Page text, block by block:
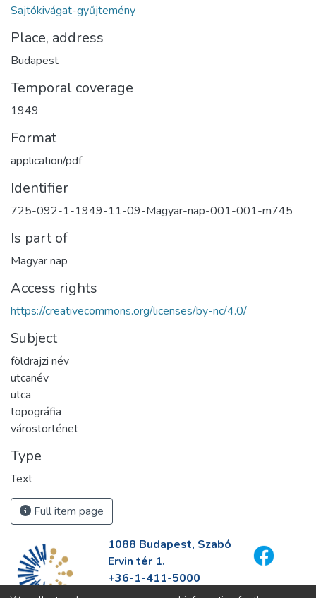
Sajtókivágat-gyűjtemény
Place, address
Budapest
Temporal coverage
1949
Format
application/pdf
Identifier
725-092-1-1949-11-09-Magyar-nap-001-001-m745
Is part of
Magyar nap
Access rights
https://creativecommons.org/licenses/by-nc/4.0/
Subject
földrajzi név
utcanév
utca
topográfia
várostörténet
Type
Text
Full item page
1088 Budapest, Szabó
Ervin tér 1.
+36-1-411-5000